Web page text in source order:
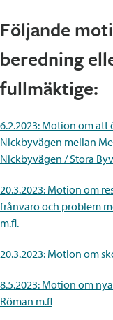
Följande
beredning
fullmäktige:
6.2.2023: Motion om att
Nickbyvägen mellan
Nickbyvägen / Stora
20.3.2023: Motion om
frånvaro och problem
m.fl.
20.3.2023: Motion om
8.5.2023: Motion om
Röman m.fl